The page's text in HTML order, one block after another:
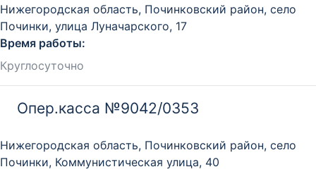
Нижегородская область, Починковский район, село
Починки, улица Луначарского, 17
Время работы:
Круглосуточно
Опер.касса №9042/0353
Нижегородская область, Починковский район, село
Починки, Коммунистическая улица, 40